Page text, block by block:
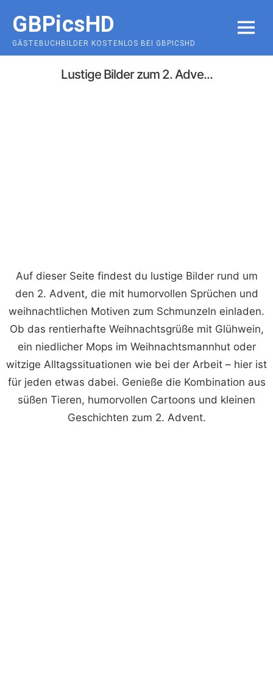
content
GBPicsHD
GÄSTEBUCHBILDER KOSTENLOS BEI GBPICSHD
MENU
Lustige Bilder zum 2. Adve...
Auf dieser Seite findest du lustige Bilder rund um
den 2. Advent, die mit humorvollen Sprüchen und
weihnachtlichen Motiven zum Schmunzeln einladen.
Ob das rentierhafte Weihnachtsgrüße mit Glühwein,
ein niedlicher Mops im Weihnachtsmannhut oder
witzige Alltagssituationen wie bei der Arbeit – hier ist
für jeden etwas dabei. Genieße die Kombination aus
süßen Tieren, humorvollen Cartoons und kleinen
Geschichten zum 2. Advent.